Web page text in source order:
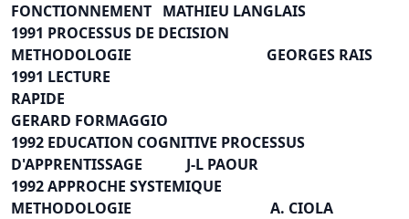
FONCTIONNEMENT MATHIEU LANGLAIS
1991 PROCESSUS DE DECISION
METHODOLOGIE GEORGES RAIS
1991 LECTURE
RAPIDE
GERARD FORMAGGIO
1992 EDUCATION COGNITIVE PROCESSUS
D'APPRENTISSAGE J-L PAOUR
1992 APPROCHE SYSTEMIQUE
METHODOLOGIE A. CIOLA